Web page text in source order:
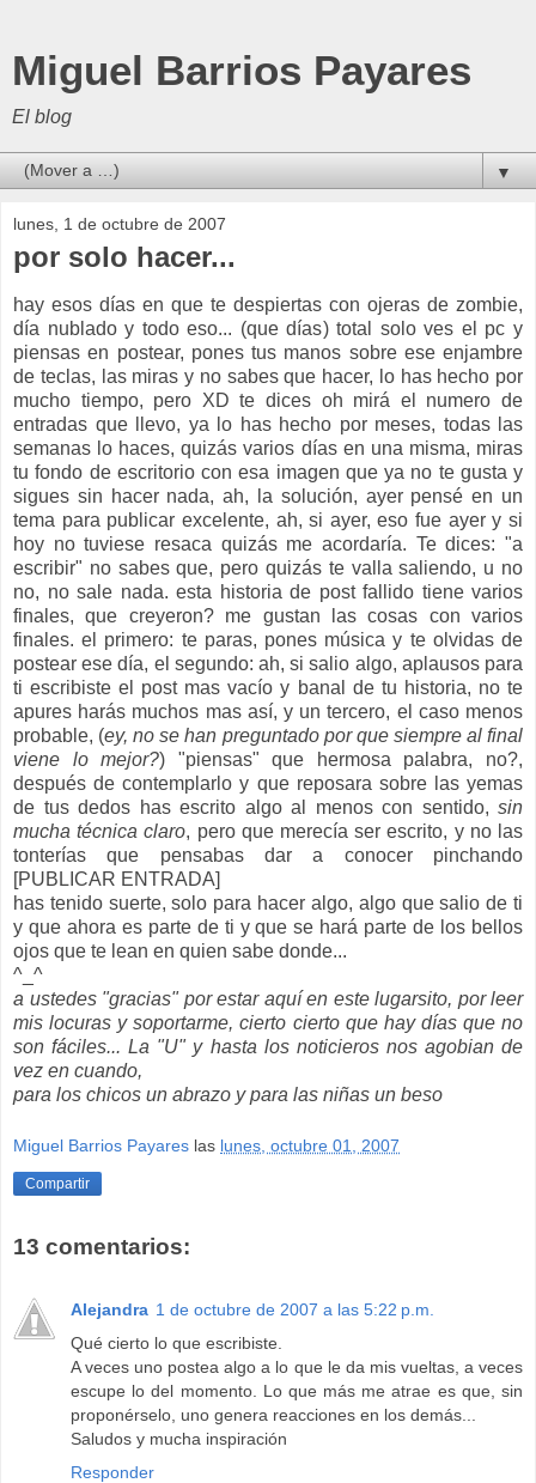
Miguel Barrios Payares
El blog
▼
lunes, 1 de octubre de 2007
por solo hacer...
hay esos días en que te despiertas con ojeras de zombie,
día nublado y todo eso... (que días) total solo ves el pc y
piensas en postear, pones tus manos sobre ese enjambre
de teclas, las miras y no sabes que hacer, lo has hecho por
mucho tiempo, pero XD te dices oh mirá el numero de
entradas que llevo, ya lo has hecho por meses, todas las
semanas lo haces, quizás varios días en una misma, miras
tu fondo de escritorio con esa imagen que ya no te gusta y
sigues sin hacer nada, ah, la solución, ayer pensé en un
tema para publicar excelente, ah, si ayer, eso fue ayer y si
hoy no tuviese resaca quizás me acordaría. Te dices: "a
escribir" no sabes que, pero quizás te valla saliendo, u no
no, no sale nada. esta historia de post fallido tiene varios
finales, que creyeron? me gustan las cosas con varios
finales. el primero: te paras, pones música y te olvidas de
postear ese día, el segundo: ah, si salio algo, aplausos para
ti escribiste el post mas vacío y banal de tu historia, no te
apures harás muchos mas así, y un tercero, el caso menos
probable, (ey, no se han preguntado por que siempre al final
viene lo mejor?) "piensas" que hermosa palabra, no?,
después de contemplarlo y que reposara sobre las yemas
de tus dedos has escrito algo al menos con sentido, sin
mucha técnica claro, pero que merecía ser escrito, y no las
tonterías que pensabas dar a conocer pinchando
[PUBLICAR ENTRADA]
has tenido suerte, solo para hacer algo, algo que salio de ti
y que ahora es parte de ti y que se hará parte de los bellos
ojos que te lean en quien sabe donde...
^_^
a ustedes "gracias" por estar aquí en este lugarsito, por leer
mis locuras y soportarme, cierto cierto que hay días que no
son fáciles... La "U" y hasta los noticieros nos agobian de
vez en cuando,
para los chicos un abrazo y para las niñas un beso
Miguel Barrios Payares las lunes, octubre 01, 2007
Compartir
13 comentarios:
Alejandra 1 de octubre de 2007 a las 5:22 p.m.
Qué cierto lo que escribiste.
A veces uno postea algo a lo que le da mis vueltas, a veces
escupe lo del momento. Lo que más me atrae es que, sin
proponérselo, uno genera reacciones en los demás...
Saludos y mucha inspiración
Responder